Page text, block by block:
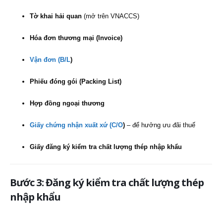
Tờ khai hải quan (mở trên VNACCS)
Hóa đơn thương mại (Invoice)
Vận đơn (B/L)
Phiếu đóng gói (Packing List)
Hợp đồng ngoại thương
Giấy chứng nhận xuất xứ (C/O) – để hưởng ưu đãi thuế
Giấy đăng ký kiểm tra chất lượng thép nhập khẩu
Bước 3: Đăng ký kiểm tra chất lượng thép
nhập khẩu